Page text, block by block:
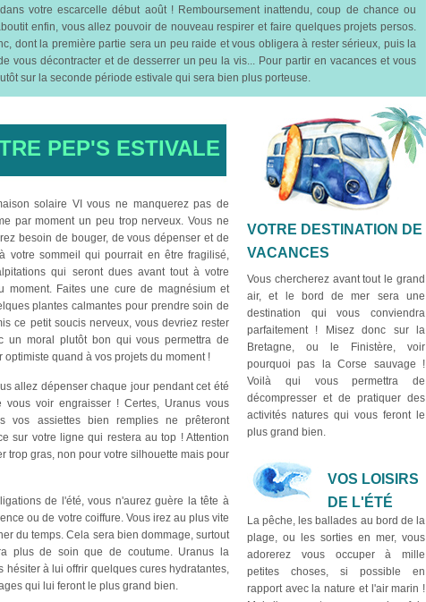
votre escarcelle début août ! Remboursement inattendu, coup de chance ou
enfin, vous allez pouvoir de nouveau respirer et faire quelques projets persos.
dont la première partie sera un peu raide et vous obligera à rester sérieux, puis la
vous décontracter et de desserrer un peu la vis... Pour partir en vacances et vous
sur la seconde période estivale qui sera bien plus porteuse.
PEP'S ESTIVALE
solaire VI vous ne manquerez pas de
par moment un peu trop nerveux. Vous ne
besoin de bouger, de vous dépenser et de
votre sommeil qui pourrait en être fragilisé,
qui seront dues avant tout à votre
moment. Faites une cure de magnésium et
plantes calmantes pour prendre soin de
ce petit soucis nerveux, vous devriez rester
un moral plutôt bon qui vous permettra de
optimiste quand à vos projets du moment !
allez dépenser chaque jour pendant cet été
voir engraisser ! Certes, Uranus vous
vos assiettes bien remplies ne prêteront
sur votre ligne qui restera au top ! Attention
trop gras, non pour votre silhouette mais pour
de l'été, vous n'aurez guère la tête à
ou de votre coiffure. Vous irez au plus vite
du temps. Cela sera bien dommage, surtout
plus de soin que de coutume. Uranus la
hésiter à lui offrir quelques cures hydratantes,
qui lui feront le plus grand bien.
VOTRE DESTINATION DE
VACANCES
Vous chercherez avant tout le grand
air, et le bord de mer sera une
destination qui vous conviendra
parfaitement ! Misez donc sur la
Bretagne, ou le Finistère, voir
pourquoi pas la Corse sauvage !
Voilà qui vous permettra de
décompresser et de pratiquer des
activités natures qui vous feront le
plus grand bien.
VOS LOISIRS
DE L'ÉTÉ
La pêche, les ballades au bord de la
plage, ou les sorties en mer, vous
adorerez vous occuper à mille
petites choses, si possible en
rapport avec la nature et l'air marin !